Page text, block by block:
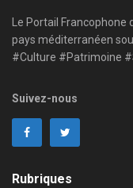
Le Portail Francophone
pays méditerranéen
#Culture #Patrimoine
Suivez-nous
Rubriques